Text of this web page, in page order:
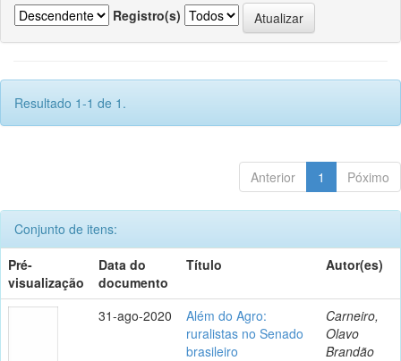
Registro(s)
Resultado 1-1 de 1.
Anterior 1 Póximo
Conjunto de itens:
Pré-
visualização
Data do
documento
Título Autor(es)
31-ago-2020
Além do Agro:
ruralistas no Senado
brasileiro
Carneiro,
Olavo
Brandão